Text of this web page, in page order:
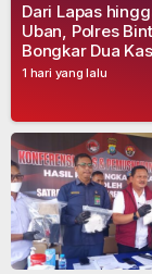
1 hari yang lalu
Dari Lapas
Uban, Polres
Bongkar Dua
Narkoba, Empat